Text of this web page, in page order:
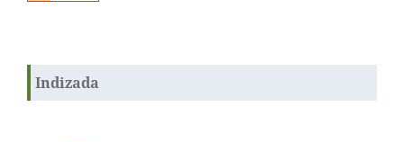
Indizada